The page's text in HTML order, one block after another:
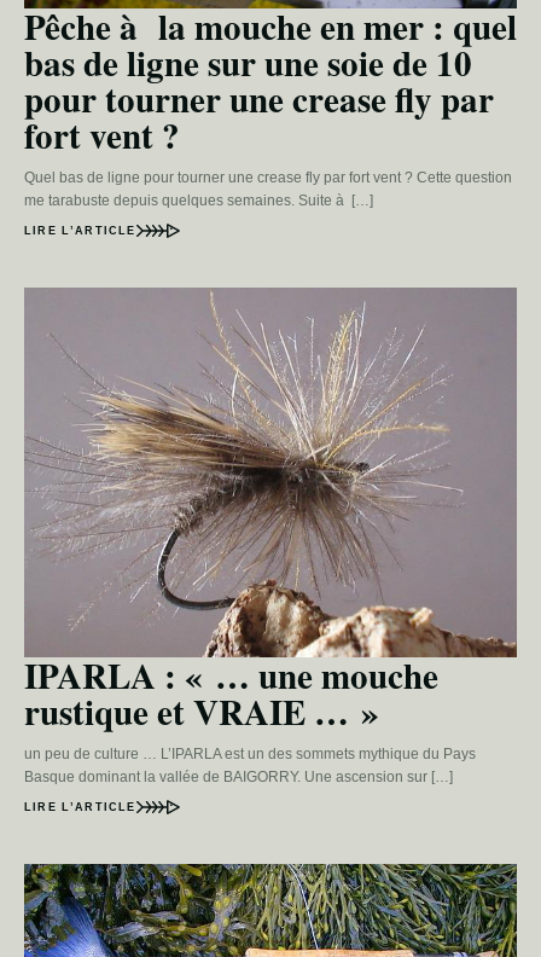
Pêche à la mouche en mer : quel
bas de ligne sur une soie de 10
pour tourner une crease fly par
fort vent ?
Quel bas de ligne pour tourner une crease fly par fort vent ? Cette question
me tarabuste depuis quelques semaines. Suite à […]
LIRE L’ARTICLE
IPARLA : « … une mouche
rustique et VRAIE … »
un peu de culture … L’IPARLA est un des sommets mythique du Pays
Basque dominant la vallée de BAIGORRY. Une ascension sur […]
LIRE L’ARTICLE